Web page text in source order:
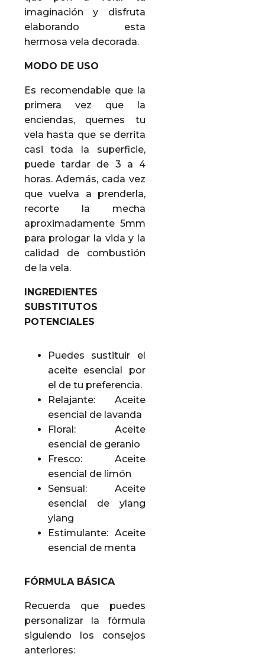
imaginación y disfruta
elaborando esta
hermosa vela decorada.
MODO DE USO
Es recomendable que la
primera vez que la
enciendas, quemes tu
vela hasta que se derrita
casi toda la superficie,
puede tardar de 3 a 4
horas. Además, cada vez
que vuelva a prenderla,
recorte la mecha
aproximadamente 5mm
para prologar la vida y la
calidad de combustión
de la vela.
INGREDIENTES
SUBSTITUTOS
POTENCIALES
Puedes sustituir el
aceite esencial por
el de tu preferencia.
Relajante: Aceite
esencial de lavanda
Floral: Aceite
esencial de geranio
Fresco: Aceite
esencial de limón
Sensual: Aceite
esencial de ylang
ylang
Estimulante: Aceite
esencial de menta
FÓRMULA BÁSICA
Recuerda que puedes
personalizar la fórmula
siguiendo los consejos
anteriores: